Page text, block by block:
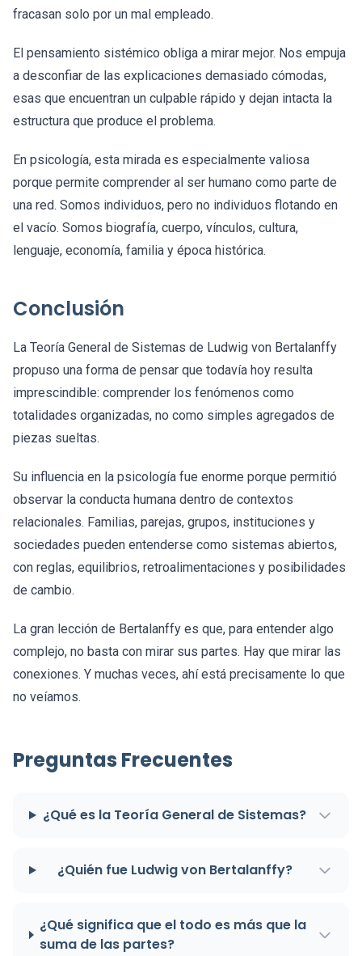
fracasan solo por un mal empleado.
El pensamiento sistémico obliga a mirar mejor. Nos empuja
a desconfiar de las explicaciones demasiado cómodas,
esas que encuentran un culpable rápido y dejan intacta la
estructura que produce el problema.
En psicología, esta mirada es especialmente valiosa
porque permite comprender al ser humano como parte de
una red. Somos individuos, pero no individuos flotando en
el vacío. Somos biografía, cuerpo, vínculos, cultura,
lenguaje, economía, familia y época histórica.
Conclusión
La Teoría General de Sistemas de Ludwig von Bertalanffy
propuso una forma de pensar que todavía hoy resulta
imprescindible: comprender los fenómenos como
totalidades organizadas, no como simples agregados de
piezas sueltas.
Su influencia en la psicología fue enorme porque permitió
observar la conducta humana dentro de contextos
relacionales. Familias, parejas, grupos, instituciones y
sociedades pueden entenderse como sistemas abiertos,
con reglas, equilibrios, retroalimentaciones y posibilidades
de cambio.
La gran lección de Bertalanffy es que, para entender algo
complejo, no basta con mirar sus partes. Hay que mirar las
conexiones. Y muchas veces, ahí está precisamente lo que
no veíamos.
Preguntas Frecuentes
¿Qué es la Teoría General de Sistemas?
¿Quién fue Ludwig von Bertalanffy?
¿Qué significa que el todo es más que la
suma de las partes?